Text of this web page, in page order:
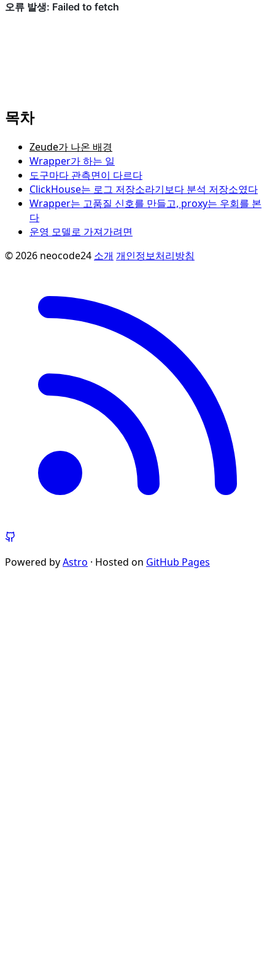
목차
Zeude가 나온 배경
Wrapper가 하는 일
도구마다 관측면이 다르다
ClickHouse는 로그 저장소라기보다 분석 저장소였다
Wrapper는 고품질 신호를 만들고, proxy는 우회를 본
다
운영 모델로 가져가려면
firecrawl self-host를 맥미니 한 대용으로 다이어트한 기
8월 2일
컨테이너로 가둬둔 AI 에이전트를 결국 풀어준 이유
LangGraph를 도입하고 코드가 스파게티가 된 이유
15일
AI 게이트웨이에서 버퍼링을 꺼야 하는 이유
Deep Agents로 Skill 실행 체계가 웹으로 내려왔다
© 2026 neocode24 소개 개인정보처리방침
Powered byAstro · Hosted on GitHub Pages